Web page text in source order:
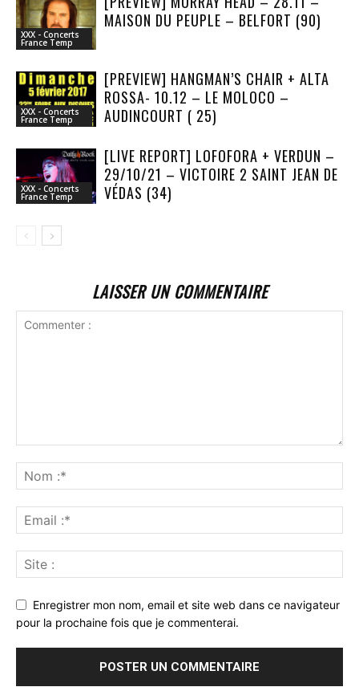
XXX - Concerts
France Temp
MAISON DU PEUPLE – BELFORT (90)
XXX - Concerts
France Temp
[PREVIEW] HANGMAN’S CHAIR + ALTA
ROSSA- 10.12 – LE MOLOCO –
AUDINCOURT ( 25)
XXX - Concerts
France Temp
[LIVE REPORT] LOFOFORA + VERDUN –
29/10/21 – VICTOIRE 2 SAINT JEAN DE
VÉDAS (34)
LAISSER UN COMMENTAIRE
Enregistrer mon nom, email et site web dans ce navigateur
pour la prochaine fois que je commenterai.